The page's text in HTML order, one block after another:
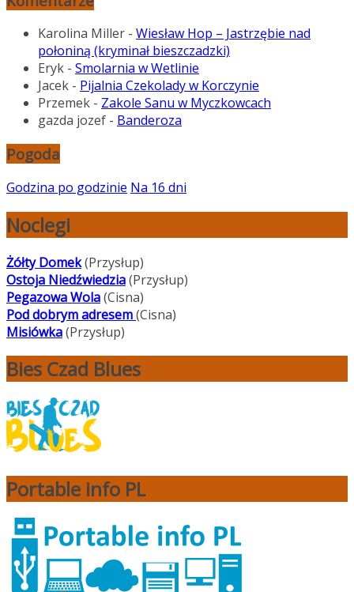
Karolina Miller - Wiesław Hop – Jastrzębie nad
połoniną (kryminał bieszczadzki)
Eryk - Smolarnia w Wetlinie
Jacek - Pijalnia Czekolady w Korczynie
Przemek - Zakole Sanu w Myczkowcach
gazda jozef - Banderoza
Pogoda
Godzina po godzinie Na 16 dni
Noclegi
Żółty Domek(Przysłup)
Ostoja Niedźwiedzia(Przysłup)
Pegazowa Wola(Cisna)
Pod dobrym adresem(Cisna)
Misiówka(Przysłup)
Bies Czad Blues
Portable info PL